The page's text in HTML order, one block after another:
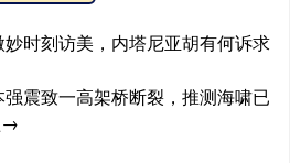
时刻访美，内塔尼亚胡有何诉求
震致一高架桥断裂，推测海啸已
→